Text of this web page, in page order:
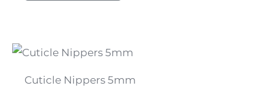
Cuticle Nippers 5mm